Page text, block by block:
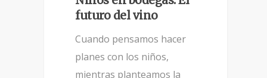
futuro del vino
Cuando pensamos hacer
planes con los niños,
mientras planteamos la